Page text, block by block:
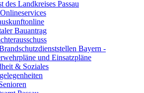
des Landkreises Passau
Bauantrag
Bayern -
und Einsatzpläne
& Soziales